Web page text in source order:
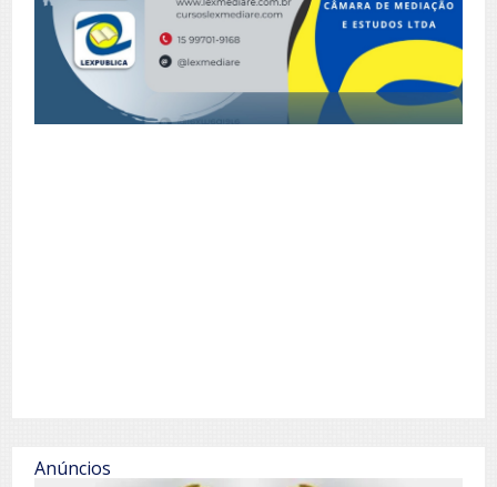
Anúncios